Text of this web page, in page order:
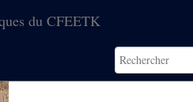
du CFEETK